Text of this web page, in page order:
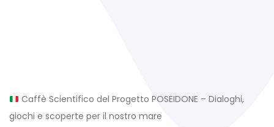
Caffè Scientifico del Progetto POSEIDONE – Dialoghi,
giochi e scoperte per il nostro mare
navigation